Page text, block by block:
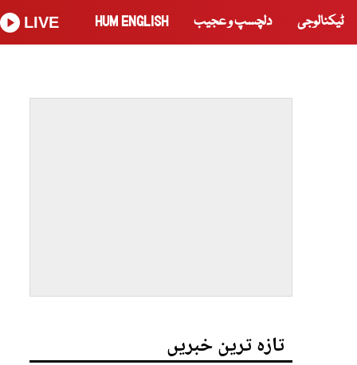
ٹیکنالوجی دلچسپ و عجیب HUM ENGLISH
LIVE
تازہ ترین خبریں